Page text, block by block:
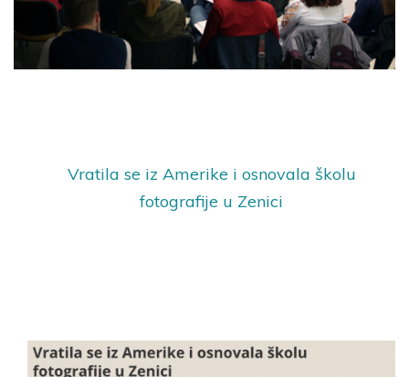
Vratila se iz Amerike i osnovala školu
fotografije u Zenici